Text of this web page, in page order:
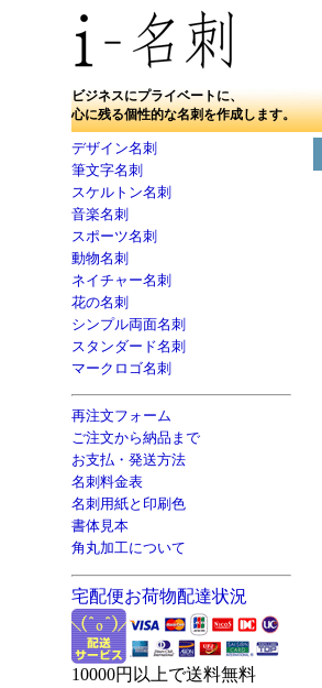
ビジネスにプライベートに、
心に残る個性的な名刺を作成します。
デザイン名刺
筆文字名刺
スケルトン名刺
音楽名刺
スポーツ名刺
動物名刺
ネイチャー名刺
花の名刺
シンプル両面名刺
スタンダード名刺
マークロゴ名刺
再注文フォーム
ご注文から納品まで
お支払・発送方法
名刺料金表
名刺用紙と印刷色
書体見本
角丸加工について
宅配便お荷物配達状況
10000円以上で送料無料